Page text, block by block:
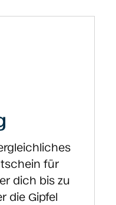
Varianten
gewählt
werden
für
dich bis zu
die Gipfel